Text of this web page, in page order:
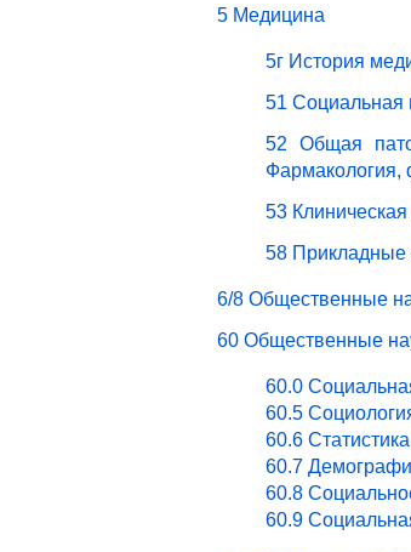
5 Медицина
5г История
51 Социальная
52 Общая
Фармакология,
53
58 Прикладные
6/8 Общественные
60 Общественные
60.0
60.5
60.6 Статистика
60.7
60.8
60.9